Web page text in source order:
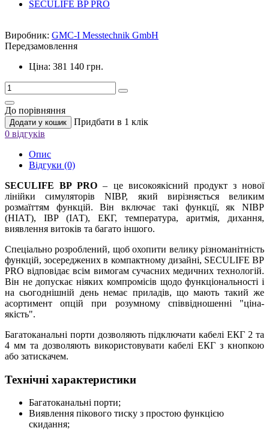
Виробник: GMC-I Messtechnik GmbH
Передзамовлення
Ціна: 381 140 грн.
До порівняння
Додати у кошик
Придбати в 1 клік
0 відгуків
Опис
Відгуки (0)
SECULIFE BP PRO – це високоякісний продукт з нової
лінійки симуляторів NIBP, який вирізняється великим
розмаїттям функцій. Він включає такі функції, як NIBP
(НІАТ), IBP (ІАТ), ЕКГ, температура, аритмія, дихання,
виявлення витоків та багато іншого.
Спеціально розроблений, щоб охопити велику різноманітність
функцій, зосереджених в компактному дизайні, SECULIFE BP
PRO відповідає всім вимогам сучасних медичних технологій.
Він не допускає ніяких компромісів щодо функціональності і
на сьогоднішній день немає приладів, що мають такий же
асортимент опцій при розумному співвідношенні "ціна-
якість".
Багатоканальні порти дозволяють підключати кабелі ЕКГ 2 та
4 мм та дозволяють використовувати кабелі ЕКГ з кнопкою
або затискачем.
Технічні характеристики
Багатоканальні порти;
Виявлення пікового тиску з простою функцією
скидання;